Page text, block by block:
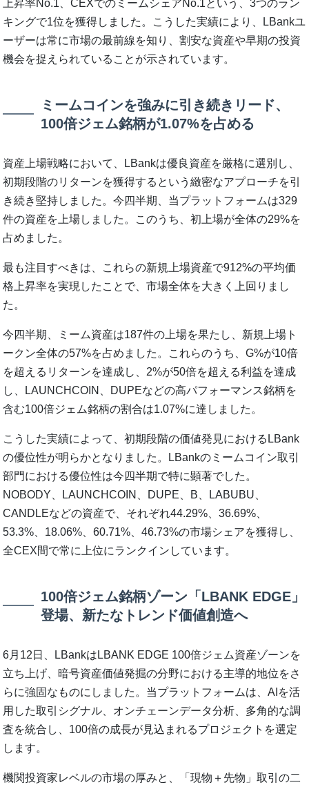
上昇率No.1、CEXでのミームシェアNo.1という、3つのラン
キングで1位を獲得しました。こうした実績により、LBankユ
ーザーは常に市場の最前線を知り、割安な資産や早期の投資
機会を捉えられていることが示されています。
ミームコインを強みに引き続きリード、
100倍ジェム銘柄が1.07%を占める
資産上場戦略において、LBankは優良資産を厳格に選別し、
初期段階のリターンを獲得するという緻密なアプローチを引
き続き堅持しました。今四半期、当プラットフォームは329
件の資産を上場しました。このうち、初上場が全体の29%を
占めました。
最も注目すべきは、これらの新規上場資産で912%の平均価
格上昇率を実現したことで、市場全体を大きく上回りまし
た。
今四半期、ミーム資産は187件の上場を果たし、新規上場ト
ークン全体の57%を占めました。これらのうち、G%が10倍
を超えるリターンを達成し、2%が50倍を超える利益を達成
し、LAUNCHCOIN、DUPEなどの高パフォーマンス銘柄を
含む100倍ジェム銘柄の割合は1.07%に達しました。
こうした実績によって、初期段階の価値発見におけるLBank
の優位性が明らかとなりました。LBankのミームコイン取引
部門における優位性は今四半期で特に顕著でした。
NOBODY、LAUNCHCOIN、DUPE、B、LABUBU、
CANDLEなどの資産で、それぞれ44.29%、36.69%、
53.3%、18.06%、60.71%、46.73%の市場シェアを獲得し、
全CEX間で常に上位にランクインしています。
100倍ジェム銘柄ゾーン「LBANK EDGE」
登場、新たなトレンド価値創造へ
6月12日、LBankはLBANK EDGE 100倍ジェム資産ゾーンを
立ち上げ、暗号資産価値発掘の分野における主導的地位をさ
らに強固なものにしました。当プラットフォームは、AIを活
用した取引シグナル、オンチェーンデータ分析、多角的な調
査を統合し、100倍の成長が見込まれるプロジェクトを選定
します。
機関投資家レベルの市場の厚みと、「現物＋先物」取引の二